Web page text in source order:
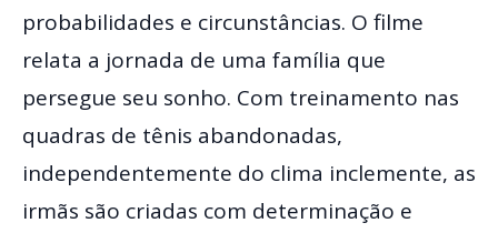
probabilidades e circunstâncias. O filme
relata a jornada de uma família que
persegue seu sonho. Com treinamento nas
quadras de tênis abandonadas,
independentemente do clima inclemente, as
irmãs são criadas com determinação e